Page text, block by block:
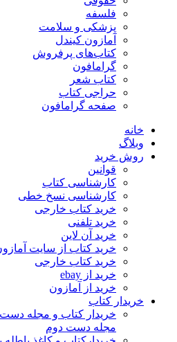
فلسفه
پزشکی و سلامت
آمازون کیندل
کتاب‌های پرفروش
گرامافون
کتاب شعر
حراجی کتاب
صفحه گرامافون
خانه
وبلاگ
روش خرید
قوانین
کارشناسی کتاب
کارشناسی نسخ خطی
خرید کتاب خارجی
خرید تلفنی
خرید آن لاین
خرید کتاب از سایت
خرید کتاب خارجی
خرید از ebay
خرید از آمازون
خریدار کتاب
خریدار کتاب و مجله
مجله دست دوم